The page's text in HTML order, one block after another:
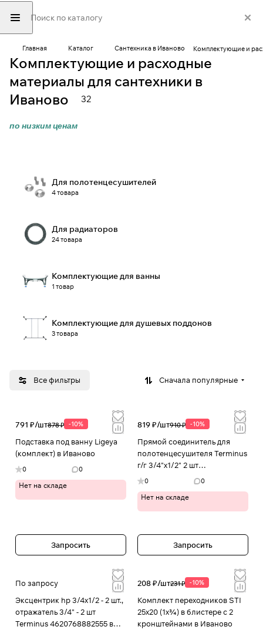
Главная Каталог Сантехника в Иваново Комплектующие и
Комплектующие и расходные
материалы для сантехники в
Иваново
32
по низким ценам
Для полотенцесушителей
4 товара
Для радиаторов
24 товара
Комплектующие для ванны
1 товар
Комплектующие для душевых поддонов
3 товара
Все фильтры Сначала популярные
791 ₽/шт878 ₽ -10%
Подставка под ванну Ligeya
(комплект) в Иваново
0 0
Нет на складе
Запросить
819 ₽/шт910 ₽ -10%
Прямой соединитель для
полотенцесушителя Terminus
г/г 3/4"х1/2" 2 шт
4670030724779 в Иваново
0 0
Нет на складе
Запросить
По запросу
Эксцентрик hp 3/4x1/2 - 2 шт.,
отражатель 3/4" - 2 шт
Terminus 4620768882555 в
208 ₽/шт231 ₽ -10%
Комплект переходников STI
25х20 (1х¾) в блистере с 2
кронштейнами в Иваново